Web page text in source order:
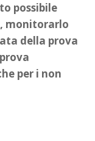
possibile
monitorarlo
della prova
per i non